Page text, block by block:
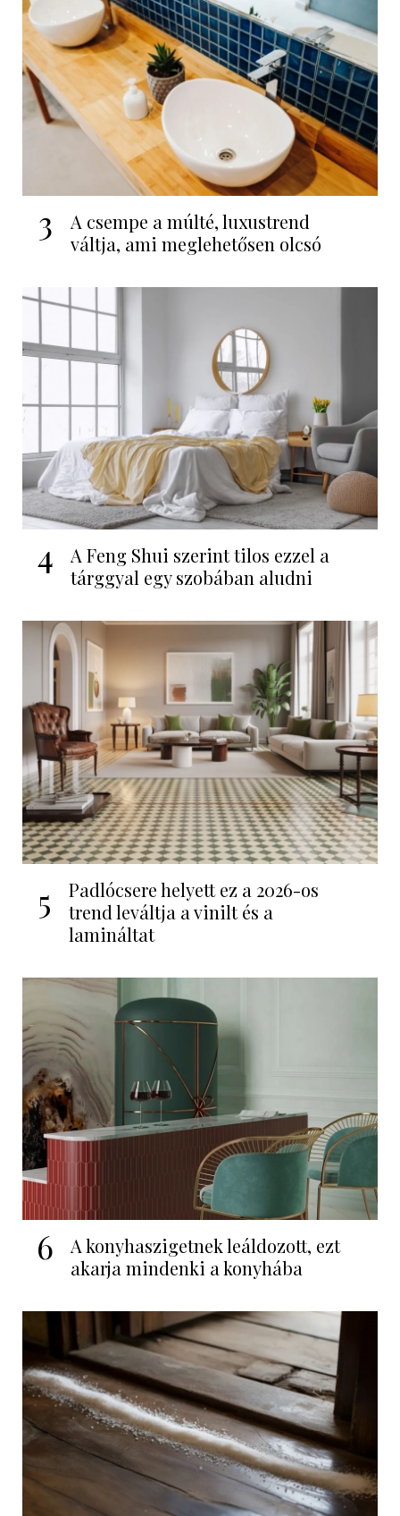
3
A csempe a múlté, luxustrend
váltja, ami meglehetősen olcsó
4
A Feng Shui szerint tilos ezzel a
tárggyal egy szobában aludni
5
Padlócsere helyett ez a 2026-os
trend leváltja a vinilt és a
lamináltat
6
A konyhaszigetnek leáldozott, ezt
akarja mindenki a konyhába